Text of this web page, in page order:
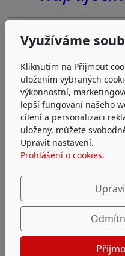
Využíváme
Kliknutím na Přijmout
uložením vybraných
výkonnostní,
lepší fungování našeho
cílení a personalizaci
uloženy, můžete
Upravit nastavení.
Prohlášení o cookies.